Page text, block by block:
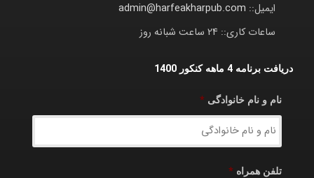
ایمیل:: admin@harfeakharpub.com
ساعات کاری:: 24 ساعت شبانه روز
دریافت برنامه 4 ماهه کنکور 1400
نام و نام خانوادگی *
تلفن همراه *